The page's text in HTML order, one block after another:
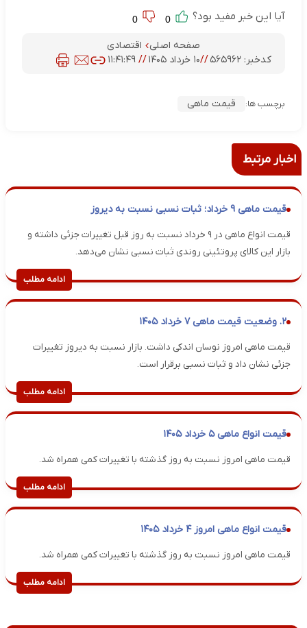
آیا این خبر مفید بود؟
صفحه اصلی
اقتصادی
کدخبر: ۵۶۵۹۶۲ //۱۰ خرداد ۱۴۰۵ // ۱۱:۴۱:۴۹
برچسب ها: قیمت ماهی
اخبار مرتبط
قیمت ماهی ۹ خرداد؛ ثبات نسبی نسبت به دیروز
قیمت انواع ماهی در ۹ خرداد نسبت به روز قبل تغییرات جزئی داشته و
بازار این کالای پروتئینی روندی ثبات نسبی نشان می‌دهد.
ادامه مطلب
۲. وضعیت قیمت ماهی ۷ خرداد ۱۴۰۵
قیمت ماهی امروز نوسان اندکی داشت. بازار نسبت به دیروز تغییرات
جزئی نشان داد و ثبات نسبی برقرار است.
ادامه مطلب
قیمت انواع ماهی ۵ خرداد ۱۴۰۵
قیمت ماهی امروز نسبت به روز گذشته با تغییرات کمی همراه شد.
ادامه مطلب
قیمت انواع ماهی امروز ۴ خرداد ۱۴۰۵
قیمت ماهی امروز نسبت به روز گذشته با تغییرات کمی همراه شد.
ادامه مطلب